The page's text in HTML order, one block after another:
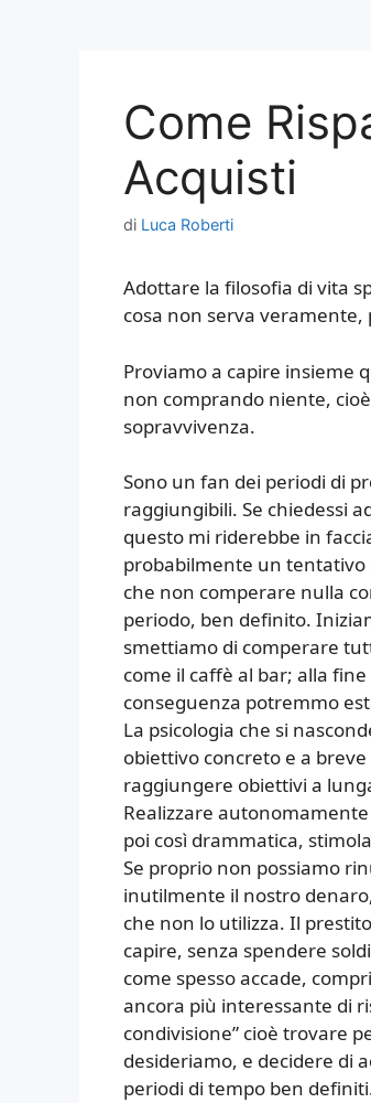
Come
Acquisti
di Luca Roberti
Adottare la filosofia di vita
cosa non serva
Proviamo a capire insieme
non comprando niente,
sopravvivenza.
Sono un fan dei periodi di
raggiungibili. Se chiedessi
questo mi riderebbe in
probabilmente un tentativo
che non comperare nulla
periodo, ben definito.
smettiamo di comperare
come il caffè al bar; alla
conseguenza potremmo
La psicologia che si
obiettivo concreto e a
raggiungere obiettivi a
Realizzare
poi così drammatica,
Se proprio non possiamo
inutilmente il nostro
che non lo utilizza. Il
capire, senza spendere
come spesso accade,
ancora più interessante di
condivisione” cioè trovare
desideriamo, e decidere di
periodi di tempo ben